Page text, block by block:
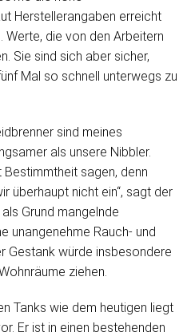
Herstellerangaben erreicht
Werte, die von den Arbeitern
Sie sind sich aber sicher,
Mal so schnell unterwegs zu
sind meines
als unsere Nibbler.
sagen, denn
überhaupt nicht ein“, sagt der
Grund mangelnde
unangenehme Rauch- und
Gestank würde insbesondere
ziehen.
Tanks wie dem heutigen liegt
Er ist in einen bestehenden